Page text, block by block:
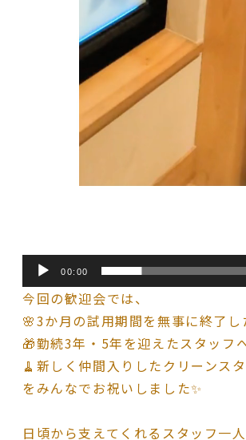
00:00
今回の歓迎会では、
🌸3か月の試用期間を無事に終了
🎁勤続3年・5年を迎えたスタッフ
🧹新しく仲間入りしたクリーンス
をみんなでお祝いしました✨
日頃から支えてくれるスタッフ一